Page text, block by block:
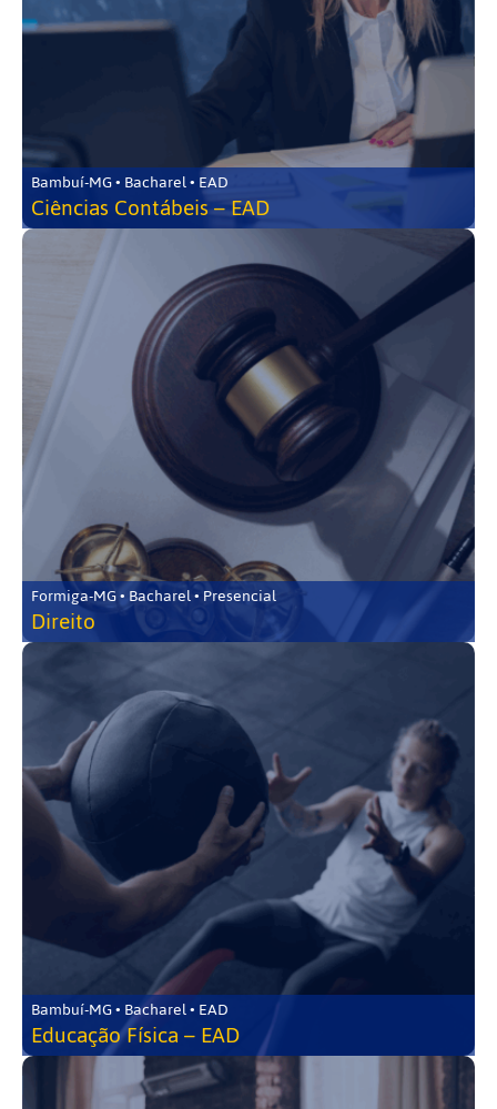
Bambuí-MG • Bacharel • EAD
Ciências Contábeis – EAD
Formiga-MG • Bacharel • Presencial
Direito
Bambuí-MG • Bacharel • EAD
Educação Física – EAD